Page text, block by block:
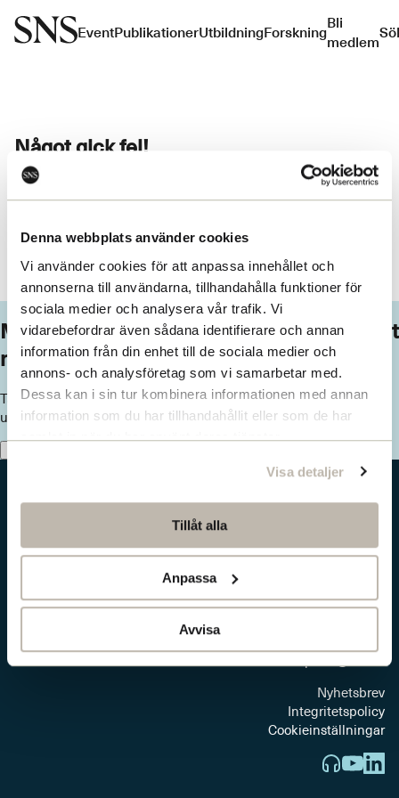
Denna webbplats använder cookies
Vi använder cookies för att anpassa innehållet och
annonserna till användarna, tillhandahålla funktioner för
sociala medier och analysera vår trafik. Vi
vidarebefordrar även sådana identifierare och annan
information från din enhet till de sociala medier och
annons- och analysföretag som vi samarbetar med.
Dessa kan i sin tur kombinera informationen med annan
information som du har tillhandahållit eller som de har
samlat in när du har använt deras tjänster.
Visa detaljer
Tillåt alla
Anpassa
Avvisa
EventPublikationerUtbildningForskningBli
medlem
Något gick fel!
Ett oväntad fel inträffade. Du kan prova att ladda om sidan.
Missa inget från SNS. Prenumerera på vårt
nyhetsbrev
Ta del av våra senaste nyheter. Få nya insikter och håll dig
uppdaterad om viktiga samhällsfrågor.
Box 5629
Nyhetsbrev
Integritetspolicy
Cookieinställningar